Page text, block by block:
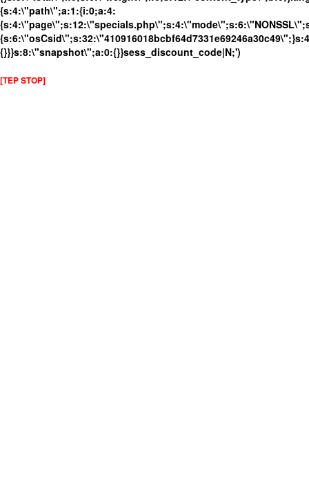
{s:4:\"path\";a:1:{i:0;a:4:
{}}}s:8:\"snapshot\";a:0:{}}sess_discount_code|N;')
[TEP STOP]